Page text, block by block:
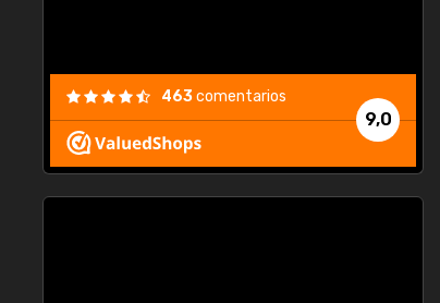
9,0
463comentarios